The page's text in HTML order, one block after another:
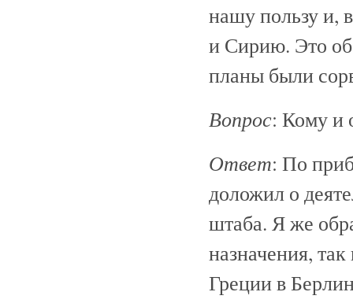
нашу пользу и,
и Сирию. Это
планы были
Вопрос: Кому и
Ответ: По
доложил о
штаба. Я же
назначения,
Греции в